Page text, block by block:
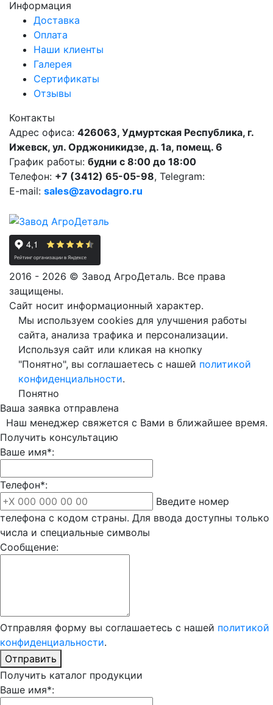
Информация
Доставка
Оплата
Наши клиенты
Галерея
Сертификаты
Отзывы
Контакты
Адрес офиса: 426063, Удмуртская Республика, г.
Ижевск, ул. Орджоникидзе, д. 1а, помещ. 6
График работы: будни с 8:00 до 18:00
Телефон: +7 (3412) 65-05-98, Telegram:
E-mail: sales@zavodagro.ru
2016 - 2026 © Завод АгроДеталь. Все права
защищены.
Сайт носит информационный характер.
Мы используем cookies для улучшения работы
сайта, анализа трафика и персонализации.
Используя сайт или кликая на кнопку
"Понятно", вы соглашаетесь с нашей политикой
конфиденциальности.
Понятно
Ваша заявка отправлена
Наш менеджер свяжется с Вами в ближайшее время.
Получить консультацию
Ваше имя*:
Телефон*:
Введите номер
телефона с кодом страны. Для ввода доступны только
числа и специальные символы
Сообщение:
Отправляя форму вы соглашаетесь с нашей политикой
конфиденциальности.
Отправить
Получить каталог продукции
Ваше имя*: